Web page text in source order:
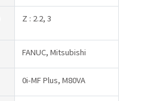
Z : 2.2, 3
FANUC, Mitsubishi
0i-MF Plus, M80VA